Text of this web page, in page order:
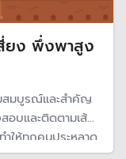
สี่ยง พึ่งพาสูง
สมบูรณ์และสำคัญ
อบและติดตามเส้น
ำให้ทุกคนประหลาด